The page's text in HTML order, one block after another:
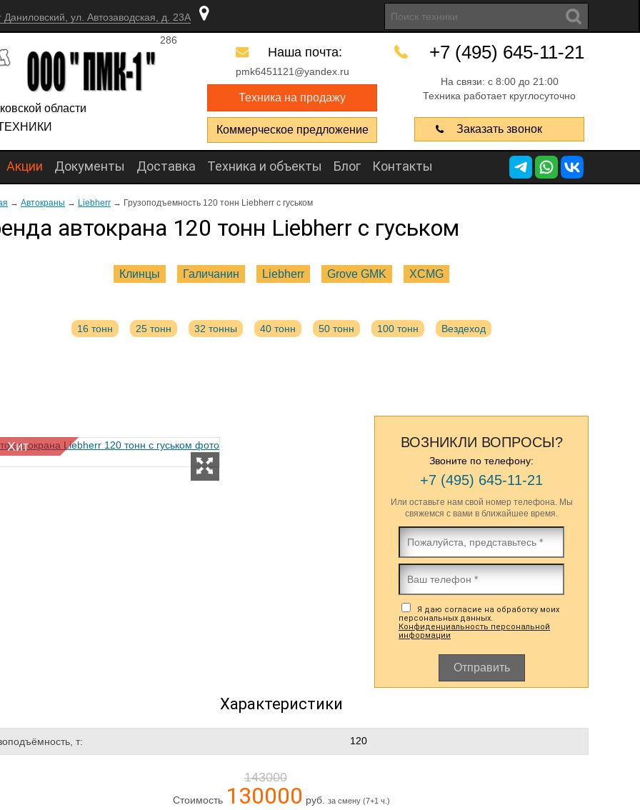
ул. Автозаводская, д. 23А
области
286
+7 (495) 645-11-21
На связи: с 8:00 до 21:00
Техника работает круглосуточно
Заказать звонок
Наша почта:
pmk6451121@yandex.ru
Техника на продажу
Коммерческое предложение
Акции Документы Доставка Техника и объекты Блог Контакты
→ Автокраны → Liebherr → Грузоподъемность 120 тонн Liebherr с гуськом
автокрана 120 тонн Liebherr с гуськом
Клинцы Галичанин Liebherr Grove GMK XCMG
16 тонн 25 тонн 32 тонны 40 тонн 50 тонн 100 тонн Вездеход
Хит ВОЗНИКЛИ ВОПРОСЫ?
Звоните по телефону:
+7 (495) 645-11-21
Или оставьте нам свой номер телефона. Мы
свяжемся с вами в ближайшее время.
Я даю согласие на обработку моих
персональных данных.
Конфиденциальность персональной
информации
Отправить
Характеристики
т: 120
143000
Стоимость 130000 руб. за смену (7+1 ч.)